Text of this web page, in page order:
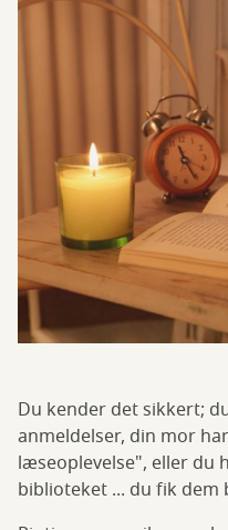
Du kender det sikkert;
anmeldelser, din mor
læseoplevelse", eller du
biblioteket ... du fik